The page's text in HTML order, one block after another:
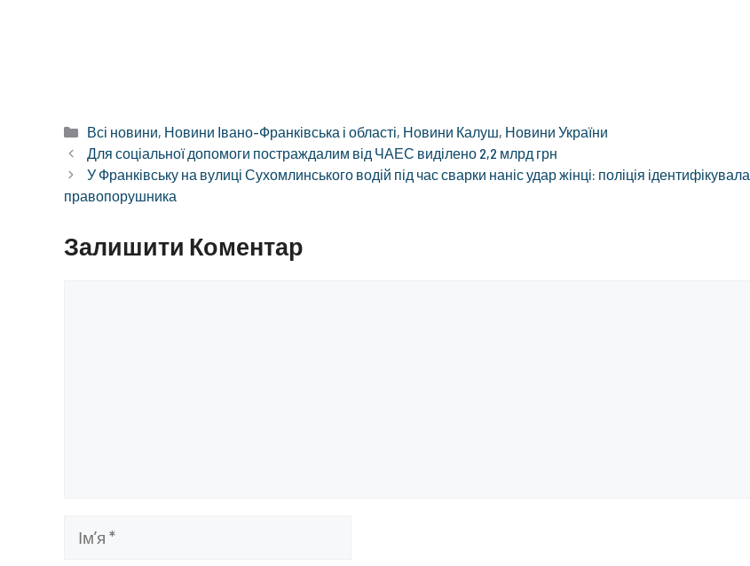
Категорії
Всі новини, Новини Івано-Франківська і області, Новини Калуш, Новини України
Для соціальної допомоги постраждалим від ЧАЕС виділено 2,2 млрд грн
У Франківську на вулиці Сухомлинського водій під час сварки наніс удар жінці: поліція ідентифікувала
правопорушника
Залишити Коментар
Ім’я